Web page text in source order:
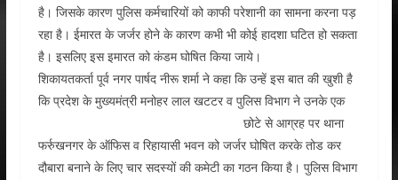
है। जिसके कारण पुलिस कर्मचारियों को काफी परेशानी का सामना करना पड़
रहा है। ईमारत के जर्जर होने के कारण कभी भी कोई हादशा घटित हो सकता
है। इसलिए इस इमारत को कंडम घोषित किया जाये।
शिकायतकर्ता पूर्व नगर पार्षद नीरू शर्मा ने कहा कि उन्हें इस बात की खुशी है
कि प्रदेश के मुख्यमंत्री मनोहर लाल खटटर व पुलिस विभाग ने उनके एक
छोटे से आग्रह पर थाना
फर्रुखनगर के ऑफिस व रिहायासी भवन को जर्जर घोषित करके तोड कर
दौबारा बनाने के लिए चार सदस्यों की कमेटी का गठन किया है। पुलिस विभाग